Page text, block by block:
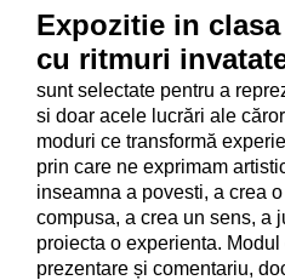
Expozitie in
cu ritmuri
sunt selectate pentru a
si doar acele lucrări ale
moduri ce transformă
prin care ne exprimam
inseamna a povesti, a crea
compusa, a crea un sens, a
proiecta o experienta.
prezentare și comentariu,